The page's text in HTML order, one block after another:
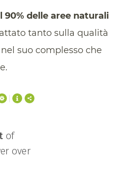
90% delle aree naturali
tanto sulla qualità
suo complesso che